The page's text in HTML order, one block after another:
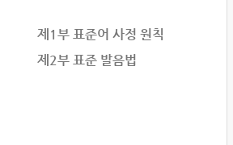
제1부 표준어 사정 원칙
제2부 표준 발음법